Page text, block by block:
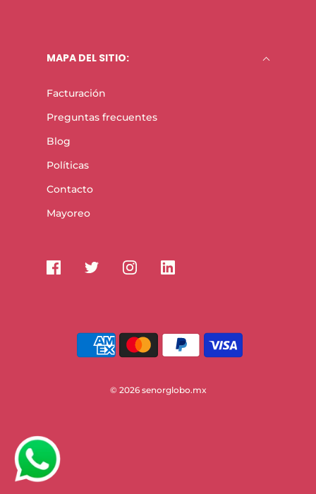
MAPA DEL SITIO:
Facturación
Preguntas frecuentes
Blog
Políticas
Contacto
Mayoreo
© 2026 senorglobo.mx